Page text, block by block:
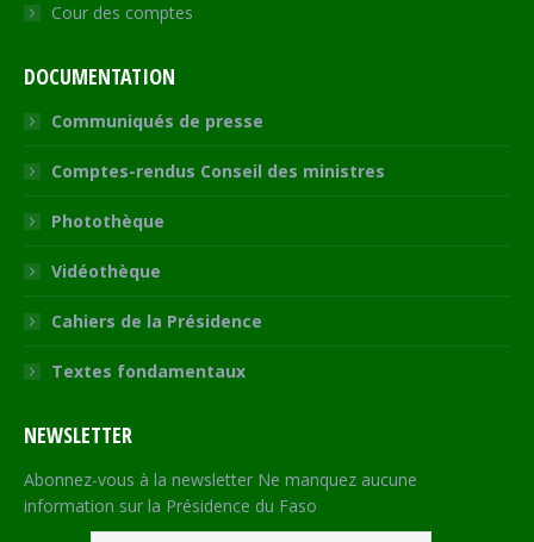
Cour des comptes
DOCUMENTATION
Communiqués de presse
Comptes-rendus Conseil des ministres
Photothèque
Vidéothèque
Cahiers de la Présidence
Textes fondamentaux
NEWSLETTER
Abonnez-vous à la newsletter Ne manquez aucune
information sur la Présidence du Faso